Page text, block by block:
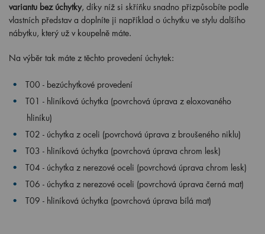
variantu bez úchytky, díky níž si skříňku snadno přizpůsobíte podle
vlastních představ a doplníte ji například o úchytku ve stylu dalšího
nábytku, který už v koupelně máte.
Na výběr tak máte z těchto provedení úchytek:
T00 - bezúchytkové provedení
T01 - hliníková úchytka (povrchová úprava z eloxovaného
hliníku)
T02 - úchytka z oceli (povrchová úprava z broušeného niklu)
T03 - hliníková úchytka (povrchová úprava chrom lesk)
T04 - úchytka z nerezové oceli (povrchová úprava chrom lesk)
T06 - úchytka z nerezové oceli (povrchová úprava černá mat)
T09 - hliníková úchytka (povrchová úprava bílá mat)